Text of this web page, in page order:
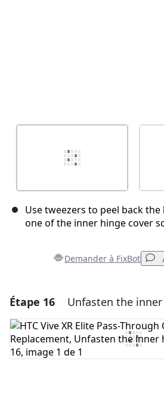
Use tweezers to peel back
one of the inner hinge cover
Demander à FixBot
Ajouter un
Ajouter un commentaire
Étape 16 Unfasten the